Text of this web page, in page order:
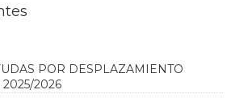
POR DESPLAZAMIENTO
2025/2026